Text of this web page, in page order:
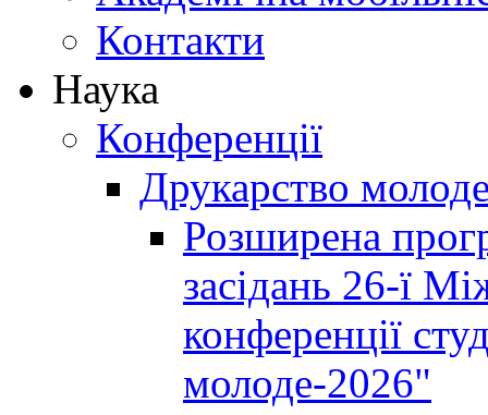
Контакти
Наука
Конференції
Друкарство
Розширена
засідань 26-ї
конференції
молоде-2026"